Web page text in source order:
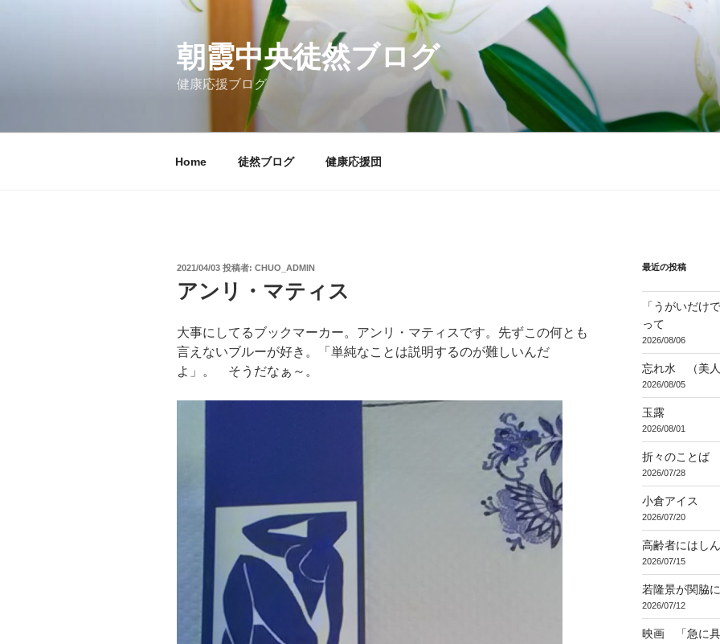
朝霞中央徒然ブログ
健康応援ブログ
Home 徒然ブログ 健康応援団
投
日:
2021/04/03 投稿者: CHUO_ADMIN
アンリ・マティス
大事にしてるブックマーカー。アンリ・マティスです。先ずこの何とも
言えないブルーが好き。「単純なことは説明するのが難しいんだ
よ」。 そうだなぁ～。
最近の投稿
「うがいだけ
って
2026/08/06
忘れ水 （美人
2026/08/05
玉露
2026/08/01
折々のことば
2026/07/28
小倉アイス
2026/07/20
高齢者にはし
2026/07/15
若隆景が関脇に
2026/07/12
映画 「急に具